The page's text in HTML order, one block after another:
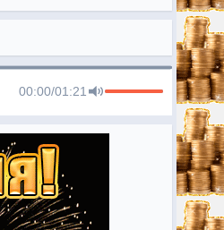
00:00/01:21